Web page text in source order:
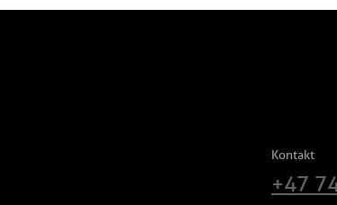
Kontakt
+47